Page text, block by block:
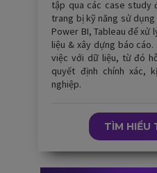
tập qua các case study
trang bị kỹ năng sử
Power BI, Tableau để xử
liệu & xây dựng báo
việc với dữ liệu, từ đó
quyết định chính xác,
nghiệp.
TÌM HIỂU